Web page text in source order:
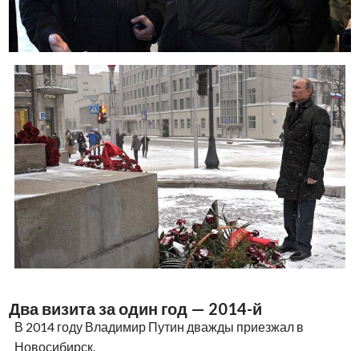
Два визита за один год — 2014-й
В 2014 году Владимир Путин дважды приезжал в
Новосибирск.